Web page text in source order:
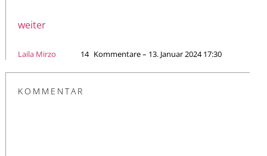
weiter
Laila Mirzo 14 Kommentare – 13. Januar 2024 17:30
KOMMENTAR